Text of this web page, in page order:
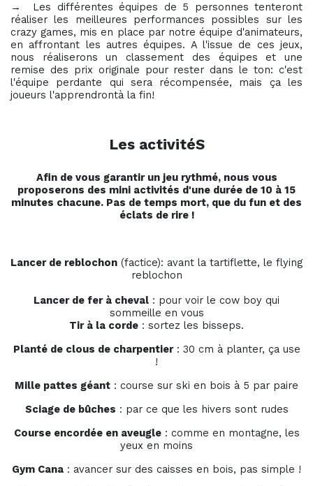
→ Les différentes équipes de 5 personnes tenteront
réaliser les meilleures performances possibles sur les
crazy games, mis en place par notre équipe d'animateurs,
en affrontant les autres équipes. A l'issue de ces jeux,
nous réaliserons un classement des équipes et une
remise des prix originale pour rester dans le ton: c'est
l'équipe perdante qui sera récompensée, mais ça les
joueurs l'apprendrontà la fin!
Les activitéS
Afin de vous garantir un jeu rythmé, nous vous
proposerons des mini activités d'une durée de 10 à 15
minutes chacune. Pas de temps mort, que du fun et des
éclats de rire !
Lancer de reblochon (factice): avant la tartiflette, le flying
reblochon
Lancer de fer à cheval : pour voir le cow boy qui
sommeille en vous
Tir à la corde : sortez les bisseps.
Planté de clous de charpentier: 30 cm à planter, ça use
!
Mille pattes géant : course sur ski en bois à 5 par paire
Sciage de bûches : par ce que les hivers sont rudes
Course encordée en aveugle: comme en montagne, les
yeux en moins
Gym Cana : avancer sur des caisses en bois, pas simple !